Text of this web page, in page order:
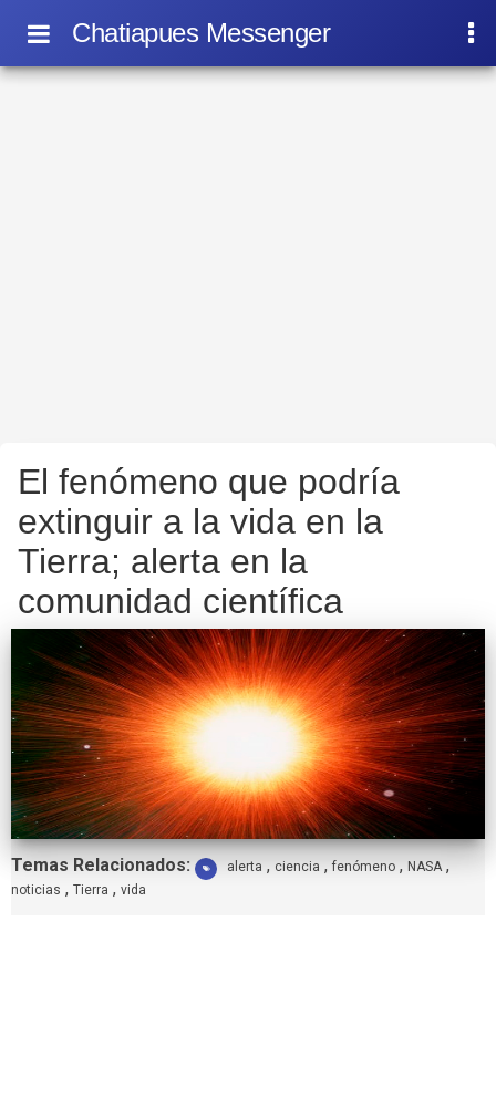
Chatiapues Messenger
El fenómeno que podría
extinguir a la vida en la
Tierra; alerta en la
comunidad científica
Temas Relacionados: Etiquetas:
alerta , ciencia ,fenómeno , NASA ,
noticias , Tierra , vida